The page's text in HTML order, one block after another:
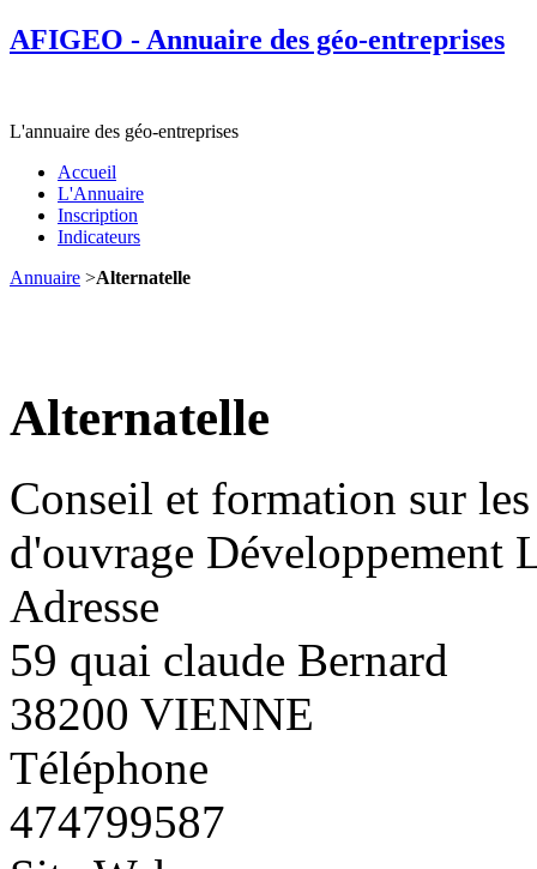
AFIGEO - Annuaire des géo-entreprises
L'annuaire des géo-entreprises
Accueil
L'Annuaire
Inscription
Indicateurs
Annuaire >Alternatelle
Alternatelle
Conseil et formation sur
d'ouvrage Développement
Adresse
59 quai claude Bernard
38200 VIENNE
Téléphone
474799587